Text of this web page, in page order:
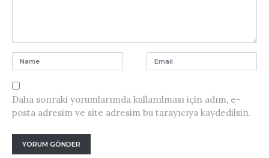
Daha sonraki yorumlarımda kullanılması için adım, e-
posta adresim ve site adresim bu tarayıcıya kaydedilsin.